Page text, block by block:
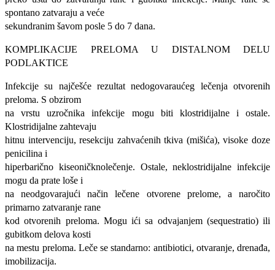
spontano zatvaraju a veće
sekundranim šavom posle 5 do 7 dana.
KOMPLIKACIJE PRELOMA U DISTALNOM DELU
PODLAKTICE
Infekcije su najčešće rezultat nedogovaraućeg lečenja otvorenih
preloma. S obzirom
na vrstu uzročnika infekcije mogu biti klostridijalne i ostale.
Klostridijalne zahtevaju
hitnu intervenciju, resekciju zahvaćenih tkiva (mišića), visoke doze
penicilina i
hiperbarično kiseoničknolečenje. Ostale, neklostridijalne infekcije
mogu da prate loše i
na neodgovarajući način lečene otvorene prelome, a naročito
primarno zatvaranje rane
kod otvorenih preloma. Mogu ići sa odvajanjem (sequestratio) ili
gubitkom delova kosti
na mestu preloma. Leče se standarno: antibiotici, otvaranje, drenađa,
imobilizacija.